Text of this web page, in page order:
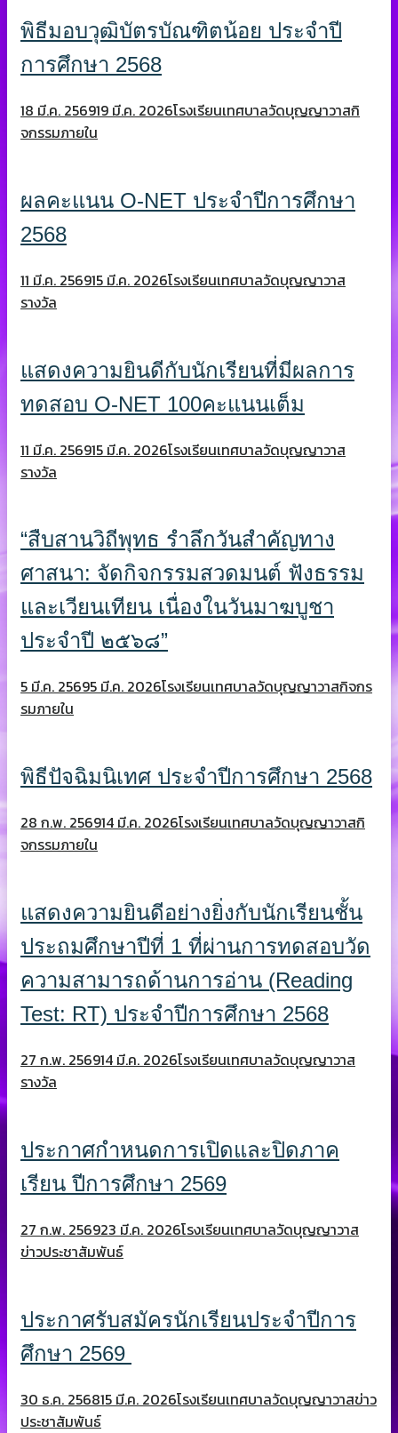
พิธีมอบวุฒิบัตรบัณฑิตน้อย ประจำปี
การศึกษา 2568
18 มี.ค. 256919 มี.ค. 2026โรงเรียนเทศบาลวัดบุญญาวาสกิ
จกรรมภายใน
ผลคะแนน O-NET ประจำปีการศึกษา
2568
11 มี.ค. 256915 มี.ค. 2026โรงเรียนเทศบาลวัดบุญญาวาส
รางวัล
แสดงความยินดีกับนักเรียนที่มีผลการ
ทดสอบ O-NET 100คะแนนเต็ม
11 มี.ค. 256915 มี.ค. 2026โรงเรียนเทศบาลวัดบุญญาวาส
รางวัล
“สืบสานวิถีพุทธ รำลึกวันสำคัญทาง
ศาสนา: จัดกิจกรรมสวดมนต์ ฟังธรรม
และเวียนเทียน เนื่องในวันมาฆบูชา
ประจำปี ๒๕๖๘”
5 มี.ค. 25695 มี.ค. 2026โรงเรียนเทศบาลวัดบุญญาวาสกิจกร
รมภายใน
พิธีปัจฉิมนิเทศ ประจำปีการศึกษา 2568
28 ก.พ. 256914 มี.ค. 2026โรงเรียนเทศบาลวัดบุญญาวาสกิ
จกรรมภายใน
แสดงความยินดีอย่างยิ่งกับนักเรียนชั้น
ประถมศึกษาปีที่ 1 ที่ผ่านการทดสอบวัด
ความสามารถด้านการอ่าน (Reading
Test: RT) ประจำปีการศึกษา 2568
27 ก.พ. 256914 มี.ค. 2026โรงเรียนเทศบาลวัดบุญญาวาส
รางวัล
ประกาศกำหนดการเปิดและปิดภาค
เรียน ปีการศึกษา 2569
27 ก.พ. 256923 มี.ค. 2026โรงเรียนเทศบาลวัดบุญญาวาส
ข่าวประชาสัมพันธ์
ประกาศรับสมัครนักเรียนประจำปีการ
ศึกษา 2569
30 ธ.ค. 256815 มี.ค. 2026โรงเรียนเทศบาลวัดบุญญาวาสข่าว
ประชาสัมพันธ์